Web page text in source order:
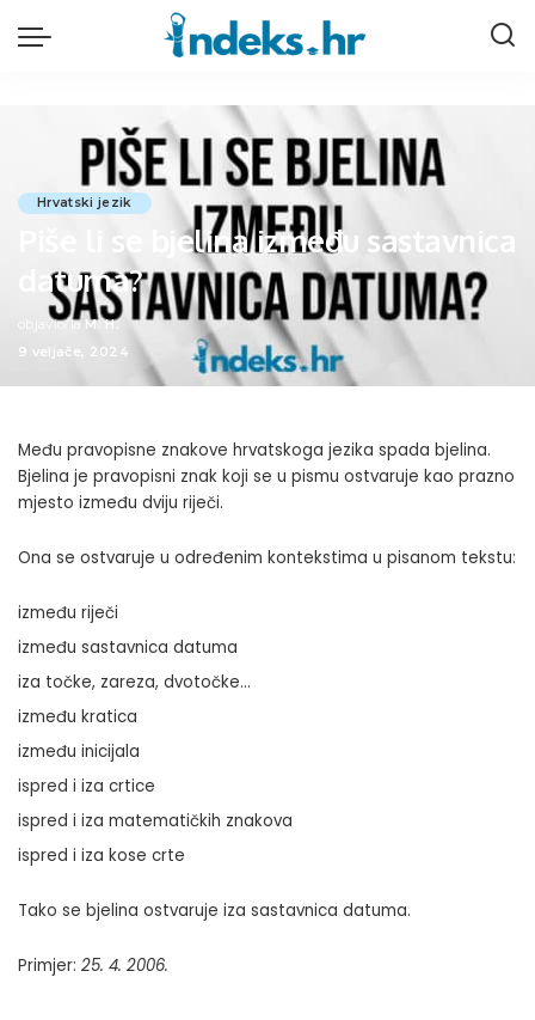
Hrvatski jezik
Piše li se bjelina između sastavnica
datuma?
Posted
by
objavio/la M. H.
9 veljače, 2024
Među pravopisne znakove hrvatskoga jezika spada bjelina.
Bjelina je pravopisni znak koji se u pismu ostvaruje kao prazno
mjesto između dviju riječi.
Ona se ostvaruje u određenim kontekstima u pisanom tekstu:
između riječi
između sastavnica datuma
iza točke, zareza, dvotočke…
između kratica
između inicijala
ispred i iza crtice
ispred i iza matematičkih znakova
ispred i iza kose crte
Tako se bjelina ostvaruje iza sastavnica datuma.
Primjer: 25. 4. 2006.